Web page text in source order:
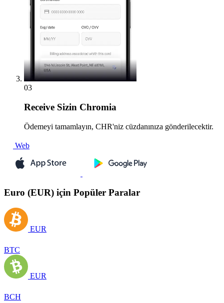
03
Receive Sizin Chromia
Ödemeyi tamamlayın, CHR'niz cüzdanınıza gönderilecektir.
Web
Euro (EUR) için Popüler Paralar
EUR
BTC
EUR
BCH